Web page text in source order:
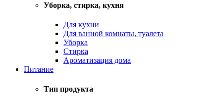
Уборка, стирка, кухня
Для кухни
Для ванной комнаты, туалета
Уборка
Стирка
Ароматизация дома
Питание
Тип продукта